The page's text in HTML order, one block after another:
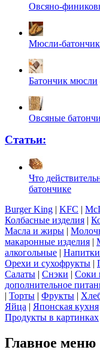
Овсяно-
Мюсли-батончик
Батончик мюсли
Овсяные
Статьи:
Что
батончике
Burger King | KFC |
Колбасные изделия |
Масла и жиры |
макаронные изделия |
алкогольные | Напитки
Орехи и сухофрукты |
Салаты | Снэки | Соки
дополнительное
| Торты | Фрукты |
Яйца | Японская кухня
Продукты в картинках
Главное меню